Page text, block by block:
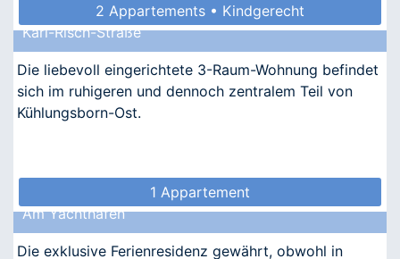
2 Appartements • Kindgerecht
Karl-Risch-Straße
Die liebevoll eingerichtete 3-Raum-Wohnung befindet
sich im ruhigeren und dennoch zentralem Teil von
Kühlungsborn-Ost.
1 Appartement
Am Yachthafen
Die exklusive Ferienresidenz gewährt, obwohl in